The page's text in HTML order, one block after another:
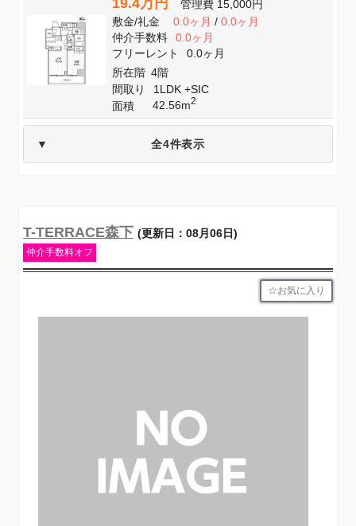
管理費 15,000円
敷金/礼金 0.0ヶ月/ 0.0ヶ月
仲介手数料
0.0ヶ月
フリーレント
0.0ヶ月
所在階 4階
間取り
1LDK +SIC
面積
42.56m2
全4件表示
T-TERRACE森下 (更新日：08月06日)
仲介手数料オフ
お気に入り